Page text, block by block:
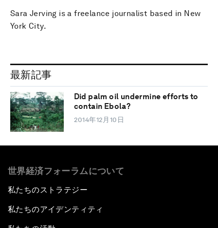
Sara Jerving is a freelance journalist based in New
York City.
最新記事
Did palm oil undermine efforts to
contain Ebola?
2014年12月10日
世界経済フォーラムについて
私たちのストラテジー
私たちのアイデンティティ